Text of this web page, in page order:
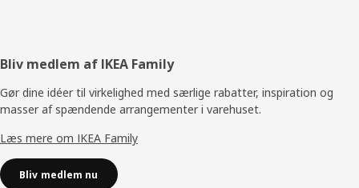
legetøj, kan GULLIGAST gives videre til yngre søskende
eller en anden baby, der skal på den samme
opdagelsesrejse.”
Footer
Bliv medlem af IKEA Family
Gør dine idéer til virkelighed med særlige rabatter, inspiration og
masser af spændende arrangementer i varehuset.
Læs mere om IKEA Family
Bliv medlem nu